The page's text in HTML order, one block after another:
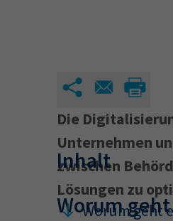
Die
Unternehmen
zwischen
Lösungen zu
Inhalt
Worum geht
Worum